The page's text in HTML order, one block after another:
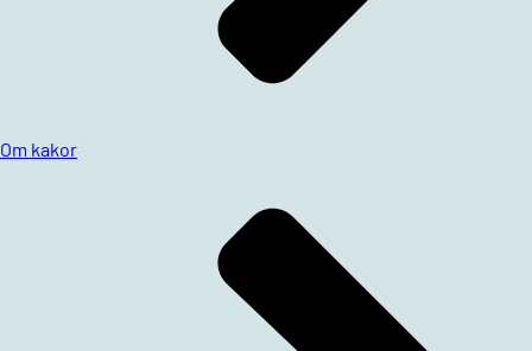
Om kakor